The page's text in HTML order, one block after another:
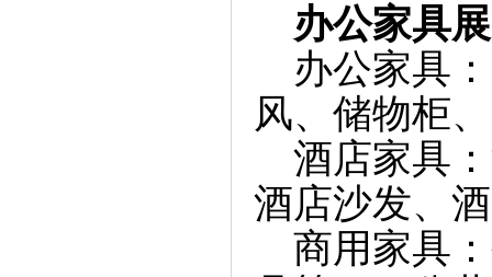
办公家具
办公家具
风、储物柜
酒店家具
酒店沙发、
商用家具